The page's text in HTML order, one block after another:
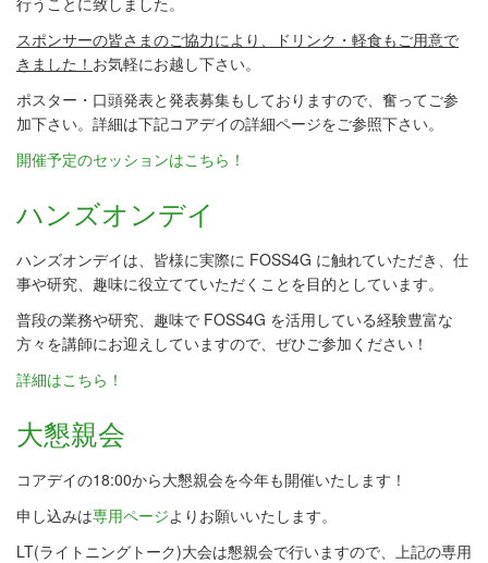
スポンサーの皆さまのご協力により、ドリンク・軽食もご用意で
きました！ お気軽にお越し下さい。
ポスター・口頭発表と発表募集もしておりますので、奮ってご参
加下さい。詳細は下記コアデイの詳細ページをご参照下さい。
開催予定のセッションはこちら！
ハンズオンデイ
ハンズオンデイは、皆様に実際に FOSS4G に触れていただき、仕
事や研究、趣味に役立てていただくことを目的としています。
普段の業務や研究、趣味で FOSS4G を活用している経験豊富な
方々を講師にお迎えしていますので、ぜひご参加ください！
詳細はこちら！
大懇親会
コアデイの18:00から大懇親会を今年も開催いたします！
申し込みは専用ページよりお願いいたします。
LT(ライトニングトーク)大会は懇親会で行いますので、上記の専用